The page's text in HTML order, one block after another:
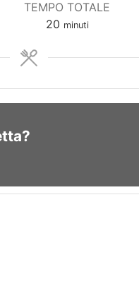
TEMPO TOTALE
20minuti
minuti